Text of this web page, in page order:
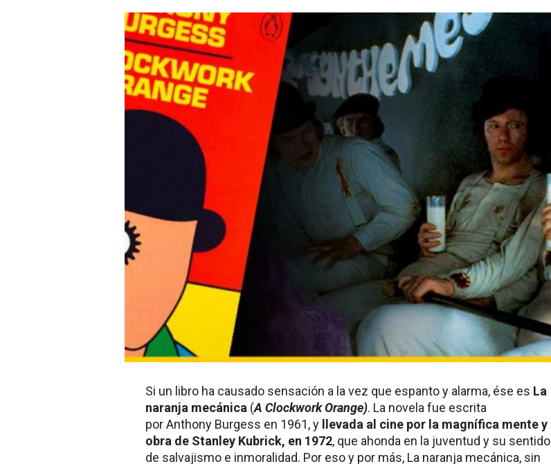
Si un libro ha causado sensación a la vez que espanto y alarma, ése es La
naranja mecánica (A Clockwork Orange). La novela fue escrita
por Anthony Burgess en 1961, y llevada al cine por la magnífica mente y
obra de Stanley Kubrick, en 1972, que ahonda en la juventud y su sentido
de salvajismo e inmoralidad. Por eso y por más, La naranja mecánica, sin